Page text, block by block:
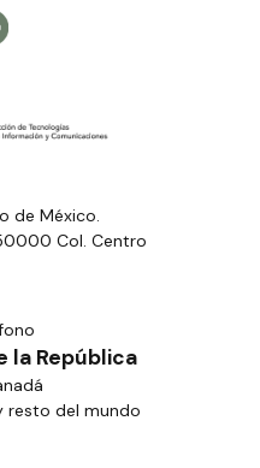
de México.
Col. Centro
la República
resto del mundo